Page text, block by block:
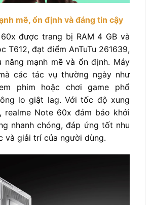
mẽ, ổn định và đáng tin cậy
được trang bị RAM 4 GB và
T612, đạt điểm AnTuTu 261639,
năng mạnh mẽ và ổn định. Máy
các tác vụ thường ngày như
phim hoặc chơi game phổ
lo giật lag. Với tốc độ xung
realme Note 60x đảm bảo khởi
nhanh chóng, đáp ứng tốt nhu
và giải trí của người dùng.